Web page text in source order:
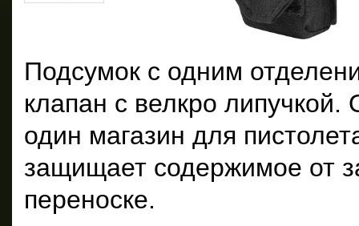
Подсумок с одним
клапан с велкро липучкой.
один магазин для
защищает содержимое от
переноске.